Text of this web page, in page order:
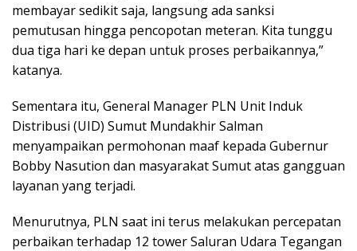
membayar sedikit saja, langsung ada sanksi
pemutusan hingga pencopotan meteran. Kita tunggu
dua tiga hari ke depan untuk proses perbaikannya,”
katanya.
Sementara itu, General Manager PLN Unit Induk
Distribusi (UID) Sumut Mundakhir Salman
menyampaikan permohonan maaf kepada Gubernur
Bobby Nasution dan masyarakat Sumut atas gangguan
layanan yang terjadi.
Menurutnya, PLN saat ini terus melakukan percepatan
perbaikan terhadap 12 tower Saluran Udara Tegangan